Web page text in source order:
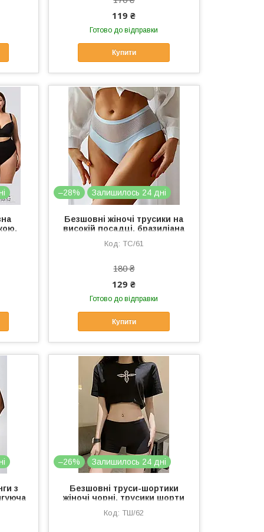
119 ₴
Готово до відправки
Купити
–28% Залишилось 24 дні
Безшовні жіночі трусики на
високій посадці, бразиліана
блакитні S
ТС/61
180 ₴
129 ₴
Готово до відправки
Купити
з
L
–26% Залишилось 24 дні
Безшовні труси-шортики
жіночі чорні, трусики шорти
ТШ/62